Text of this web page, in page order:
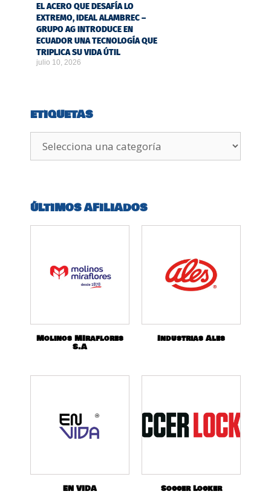
EL ACERO QUE DESAFÍA LO
EXTREMO, IDEAL ALAMBREC –
GRUPO AG INTRODUCE EN
ECUADOR UNA TECNOLOGÍA QUE
TRIPLICA SU VIDA ÚTIL
julio 10, 2026
ETIQUETAS
ÚLTIMOS AFILIADOS
Molinos MIraflores
S.A
Industrias Ales
EN VIDA Soccer Locker